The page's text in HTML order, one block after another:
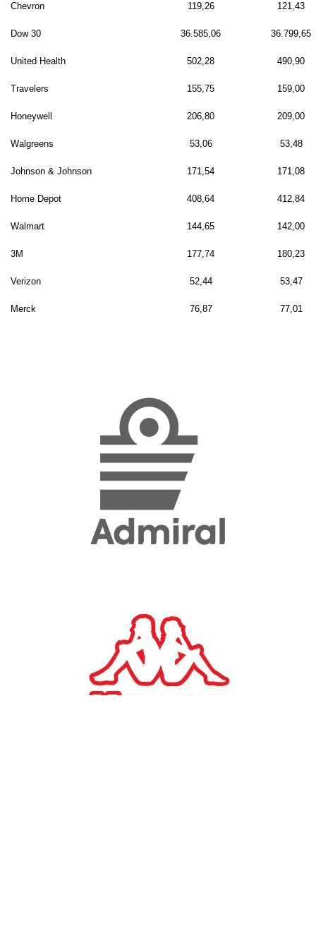
Chevron 119,26 121,43
Dow 30 36.585,06 36.799,65
United Health 502,28 490,90
Travelers 155,75 159,00
Honeywell 206,80 209,00
Walgreens 53,06 53,48
Johnson & Johnson 171,54 171,08
Home Depot 408,64 412,84
Walmart 144,65 142,00
3M 177,74 180,23
Verizon 52,44 53,47
Merck 76,87 77,01